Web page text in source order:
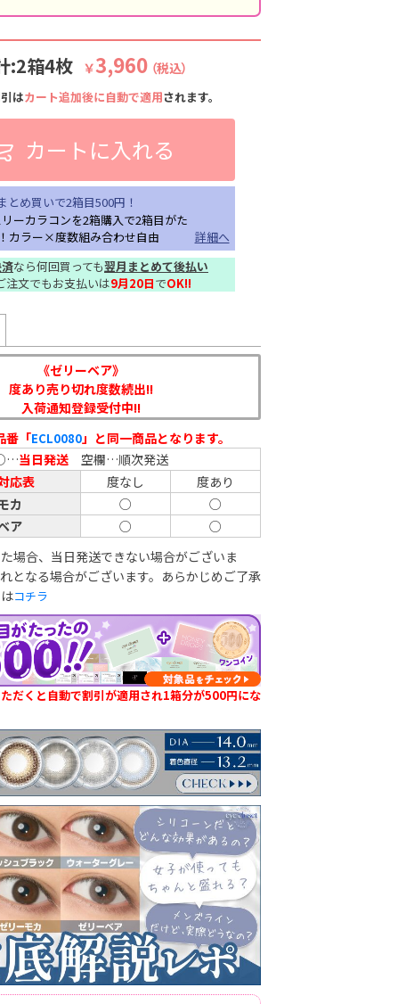
:2箱4枚 ￥3,960 （税込）
はカート追加後に自動で適用されます。
カートに入れる
とめ買いで2箱目500円！
ーカラコンを2箱購入で2箱目がた
カラー×度数組み合わせ自由
詳細へ
なら何回買っても翌月まとめて後払い
注文でもお支払いは9月20日でOK!!
《ゼリーベア》
度あり売り切れ度数続出!!
入荷通知登録受付中!!
番「ECL0080」と同一商品となります。
当日発送 空欄…順次発送
応表
度なし
度あり
カ
○
○
ア
○
○
場合、当日発送できない場合がございま
となる場合がございます。あらかじめご了承
コチラ
だくと自動で割引が適用され1箱分が500円にな